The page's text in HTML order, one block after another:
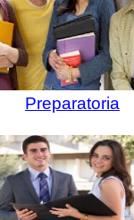
Preparatoria